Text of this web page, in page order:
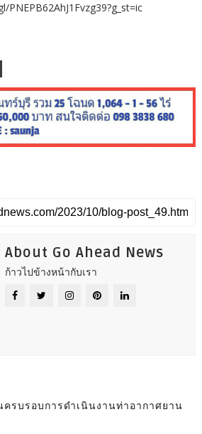
About Go Ahead News
ก้าวไปข้างหน้ากับเรา
รบรอบการดำเนินงานท่าอากาศยาน